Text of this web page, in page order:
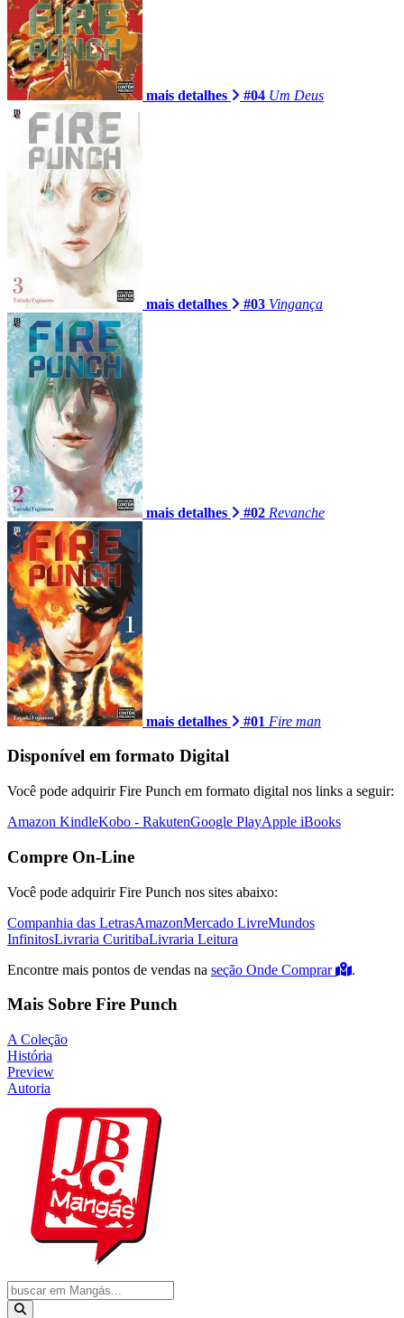
mais detalhes #04 Um Deus
mais detalhes #03 Vingança
mais detalhes #02 Revanche
mais detalhes #01 Fire man
Disponível em formato Digital
Você pode adquirir Fire Punch em formato digital nos links a seguir:
Amazon KindleKobo - RakutenGoogle PlayApple iBooks
Compre On-Line
Você pode adquirir Fire Punch nos sites abaixo:
Companhia das LetrasAmazonMercado LivreMundos
InfinitosLivraria CuritibaLivraria Leitura
Encontre mais pontos de vendas na seção Onde Comprar .
Mais Sobre Fire Punch
A Coleção
História
Preview
Autoria